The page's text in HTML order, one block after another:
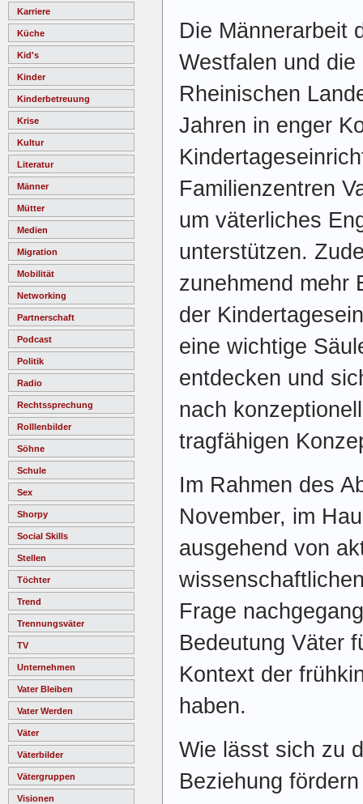
Karriere
Küche
Kid's
Kinder
Kinderbetreuung
Krise
Kultur
Literatur
Männer
Mütter
Medien
Migration
Mobilität
Networking
Partnerschaft
Podcast
Politik
Radio
Rechtssprechung
Rolllenbilder
Söhne
Schule
Sex
Shorpy
Social Skills
Stellen
Töchter
Trend
Trennungsväter
TV
Unternehmen
Vater Bleiben
Vater Werden
Väter
Väterbilder
Vätergruppen
Visionen
Die Männerarbeit
Westfalen und
Rheinischen
Jahren in enger
Familienzentren
um väterliches
unterstützen.
zunehmend mehr
der
eine wichtige
entdecken und
nach
tragfähigen
Im Rahmen des
November, im
ausgehend von
Frage
Bedeutung Väter
Kontext der
haben.
Wie lässt sich zu
Beziehung